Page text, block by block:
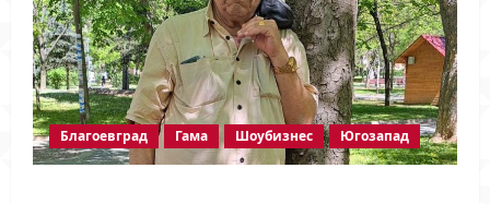
Благоевград Гама Шоубизнес Югозапад